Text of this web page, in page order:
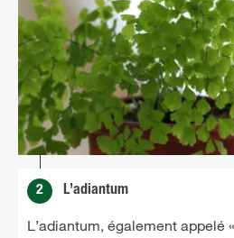
2 L’adiantum
L’adiantum, également appelé